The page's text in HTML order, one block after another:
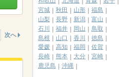
次へ
宮城
秋田 山形
福島
山梨
長野 新潟
富山
石川
福井 岡山
鳥取
島根
山口 香川
徳島
愛媛
高知 福岡
佐賀
長崎
熊本 大分
宮崎
鹿児島
沖縄